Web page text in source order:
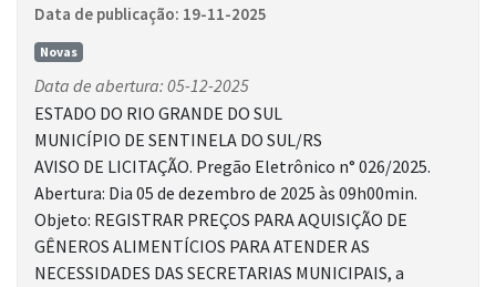
Data de publicação: 19-11-2025
Novas
Data de abertura: 05-12-2025
ESTADO DO RIO GRANDE DO SUL
MUNICÍPIO DE SENTINELA DO SUL/RS
AVISO DE LICITAÇÃO. Pregão Eletrônico n° 026/2025.
Abertura: Dia 05 de dezembro de 2025 às 09h00min.
Objeto: REGISTRAR PREÇOS PARA AQUISIÇÃO DE
GÊNEROS ALIMENTÍCIOS PARA ATENDER AS
NECESSIDADES DAS SECRETARIAS MUNICIPAIS, a